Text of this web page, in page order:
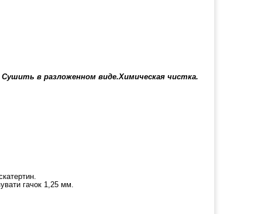
в разложенном виде.Химическая чистка.
гачок 1,25 мм.